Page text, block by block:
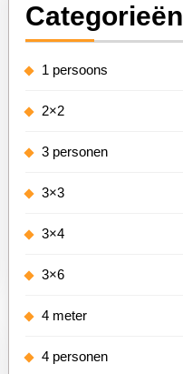
Categorieën
1 persoons
2×2
3 personen
3×3
3×4
3×6
4 meter
4 personen